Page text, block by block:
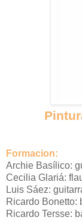
Formacion:
Archie Basílico:
Cecilia Glariá:
Luis Sáez:
Ricardo Bonetto:
Ricardo Tersse: